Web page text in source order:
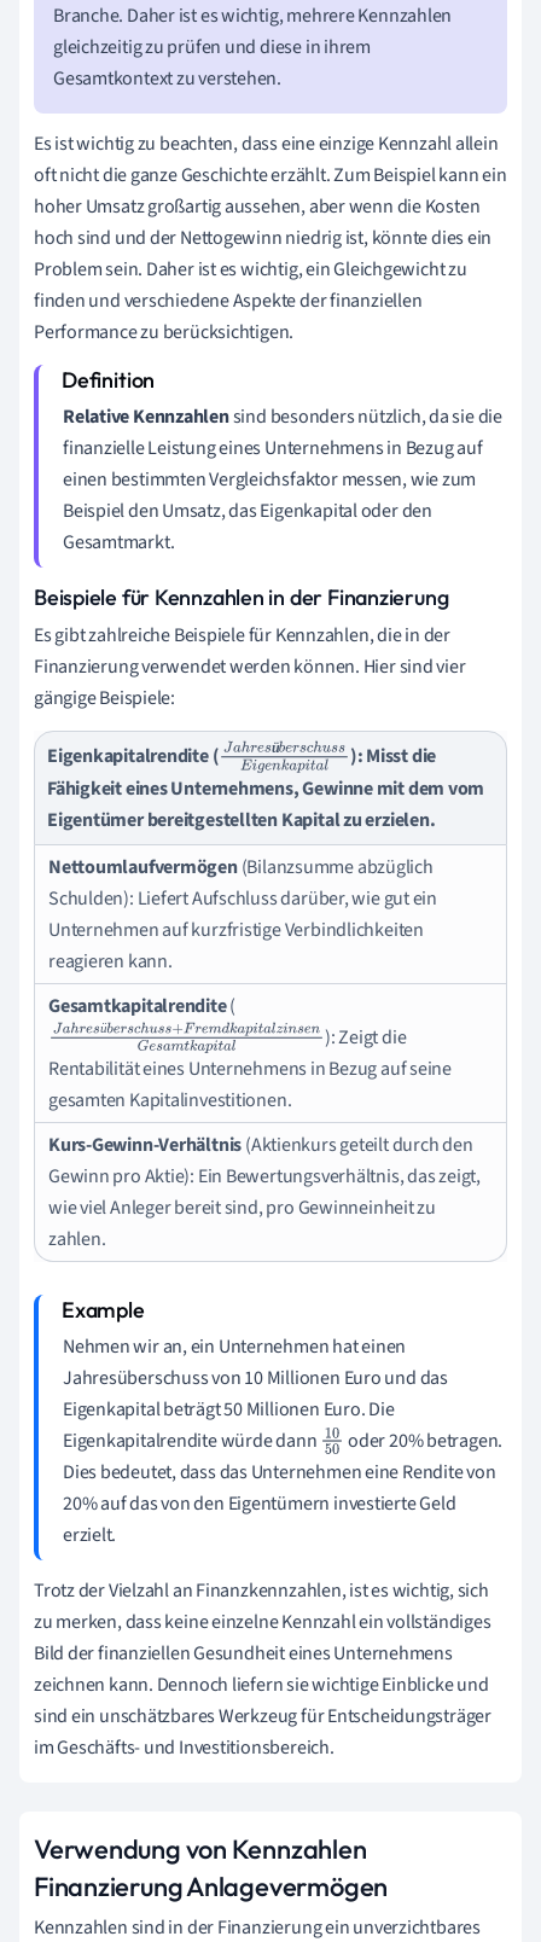
Branche. Daher ist es wichtig, mehrere Kennzahlen
gleichzeitig zu prüfen und diese in ihrem
Gesamtkontext zu verstehen.
Es ist wichtig zu beachten, dass eine einzige Kennzahl allein
oft nicht die ganze Geschichte erzählt. Zum Beispiel kann ein
hoher Umsatz großartig aussehen, aber wenn die Kosten
hoch sind und der Nettogewinn niedrig ist, könnte dies ein
Problem sein. Daher ist es wichtig, ein Gleichgewicht zu
finden und verschiedene Aspekte der finanziellen
Performance zu berücksichtigen.
Relative Kennzahlensind besonders nützlich, da sie die
finanzielle Leistung eines Unternehmens in Bezug auf
einen bestimmten Vergleichsfaktor messen, wie zum
Beispiel den Umsatz, das Eigenkapital oder den
Gesamtmarkt.
Beispiele für Kennzahlen in der Finanzierung
Es gibt zahlreiche Beispiele für Kennzahlen, die in der
Finanzierung verwendet werden können. Hier sind vier
gängige Beispiele:
Eigenkapitalrendite( ü
JahresüberschussEigenkap
): Misst die
Fähigkeit eines Unternehmens, Gewinne mit dem vom
Eigentümer bereitgestellten Kapital zu erzielen.
Nettoumlaufvermögen(Bilanzsumme abzüglich
Schulden): Liefert Aufschluss darüber, wie gut ein
Unternehmen auf kurzfristige Verbindlichkeiten
reagieren kann.
Gesamtkapitalrendite(
ü
Jahresüberschuss+FremdkapitalzinsenGesam
): Zeigt die
Rentabilität eines Unternehmens in Bezug auf seine
gesamten Kapitalinvestitionen.
Kurs-Gewinn-Verhältnis(Aktienkurs geteilt durch den
Gewinn pro Aktie): Ein Bewertungsverhältnis, das zeigt,
wie viel Anleger bereit sind, pro Gewinneinheit zu
zahlen.
Nehmen wir an, ein Unternehmen hat einen
Jahresüberschuss von 10 Millionen Euro und das
Eigenkapital beträgt 50 Millionen Euro. Die
Eigenkapitalrendite würde dann 10
50
oder 20% betragen.
Dies bedeutet, dass das Unternehmen eine Rendite von
20% auf das von den Eigentümern investierte Geld
erzielt.
Trotz der Vielzahl an Finanzkennzahlen, ist es wichtig, sich
zu merken, dass keine einzelne Kennzahl ein vollständiges
Bild der finanziellen Gesundheit eines Unternehmens
zeichnen kann. Dennoch liefern sie wichtige Einblicke und
sind ein unschätzbares Werkzeug für Entscheidungsträger
im Geschäfts- und Investitionsbereich.
Verwendung von Kennzahlen
Finanzierung Anlagevermögen
Kennzahlen sind in der Finanzierung ein unverzichtbares